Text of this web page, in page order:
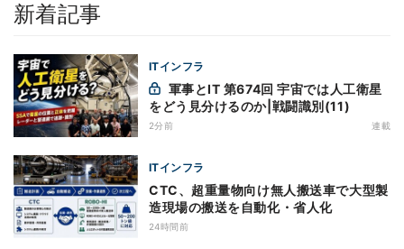
新着記事
ITインフラ
をどう見分けるのか|戦闘識別(11)
2分前 連載
ITインフラ
CTC、超重量物向け無人搬送車で大型製
造現場の搬送を自動化・省人化
24時間前